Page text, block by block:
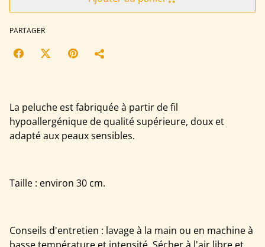
PARTAGER
La peluche est fabriquée à partir de fil
hypoallergénique de qualité supérieure, doux et
adapté aux peaux sensibles.
Taille : environ 30 cm.
Conseils d'entretien : lavage à la main ou en machine à